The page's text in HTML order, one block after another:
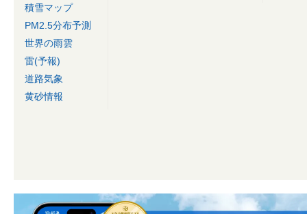
積雪マップ
PM2.5分布予測
世界の雨雲
雷(予報)
道路気象
黄砂情報